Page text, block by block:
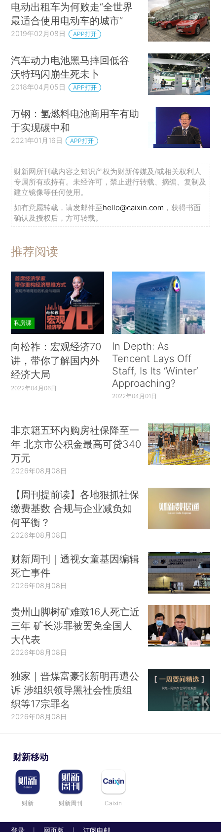
电动出租车为何败走“全世界
最适合使用电动车的城市”
2019年02月08日 APP打开
汽车动力电池黑马摔回低谷
沃特玛闪崩生死未卜
2018年04月05日 APP打开
万钢：氢燃料电池商用车有助
于实现碳中和
2021年01月16日 APP打开
财新网所刊载内容之知识产权为财新传媒及/或相关权利人
专属所有或持有。未经许可，禁止进行转载、摘编、复制及
建立镜像等任何使用。
如有意愿转载，请发邮件至hello@caixin.com ，获得书面
确认及授权后，方可转载。
推荐阅读
私房课
向松祚：宏观经济70
讲，带你了解国内外
经济大局
2022年04月06日
In Depth: As
Tencent Lays Off
Staff, Is Its ‘Winter’
Approaching?
2022年04月01日
非京籍五环内购房社保降至一
年 北京市公积金最高可贷340
万元
2026年08月08日
【周刊提前读】各地狠抓社保
缴费基数 合规与企业减负如
何平衡？
2026年08月08日
财新周刊｜透视女童基因编辑
死亡事件
2026年08月08日
贵州山脚树矿难致16人死亡近
三年 矿长涉罪被罢免全国人
大代表
2026年08月08日
独家｜晋煤富豪张新明再遭公
诉 涉组织领导黑社会性质组
织等17宗罪名
2026年08月08日
财新移动
财新 财新周刊 Caixin